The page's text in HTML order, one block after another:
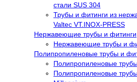
стали SUS 304
Трубы и фитинги из
Valtec VT.INOX-PRESS
Нержавеющие трубы и фитинги
Нержавеющие трубы и
Полипропиленовые трубы и
Полипропиленовые
Полипропиленовые